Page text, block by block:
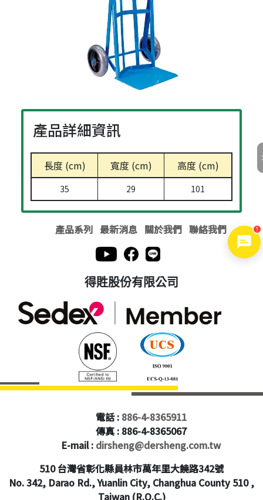
產品詳細資訊
長度 (cm) 寬度 (cm) 高度 (cm)
35 29 101
產品系列 最新消息 關於我們 聯絡我們
得貹股份有限公司
電話 : 886-4-8365911
傳真 : 886-4-8365067
E-mail : dirsheng@dersheng.com.tw
510 台灣省彰化縣員林市萬年里大饒路342號
No. 342, Darao Rd., Yuanlin City, Changhua County 510 ,
Taiwan (R.O.C.)
1